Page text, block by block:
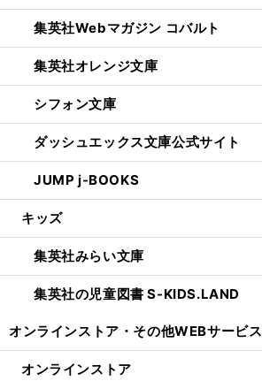
集英社Webマガジン コバルト
集英社オレンジ文庫
シフォン文庫
ダッシュエックス文庫公式サイト
JUMP j-BOOKS
キッズ
集英社みらい文庫
集英社の児童図書 S-KIDS.LAND
オンラインストア・ その他WEBサービス
オンラインストア